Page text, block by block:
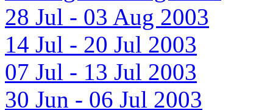
28 Jul - 03 Aug 2003
14 Jul - 20 Jul 2003
07 Jul - 13 Jul 2003
30 Jun - 06 Jul 2003